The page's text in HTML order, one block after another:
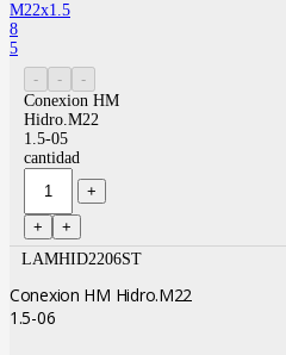
M22x1.5
8
5
Conexion HM
Hidro.M22
1.5-05
cantidad
LAMHID2206ST
Conexion HM Hidro.M22
1.5-06